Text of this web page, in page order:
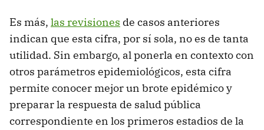
Es más, las revisiones de casos anteriores
indican que esta cifra, por sí sola, no es de tanta
utilidad. Sin embargo, al ponerla en contexto con
otros parámetros epidemiológicos, esta cifra
permite conocer mejor un brote epidémico y
preparar la respuesta de salud pública
correspondiente en los primeros estadios de la